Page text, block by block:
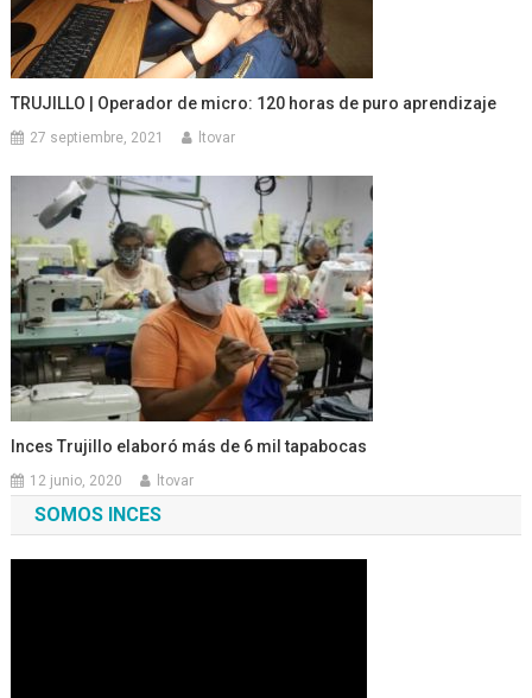
TRUJILLO | Operador de micro: 120 horas de puro aprendizaje
27 septiembre, 2021 ltovar
Inces Trujillo elaboró más de 6 mil tapabocas
12 junio, 2020 ltovar
SOMOS INCES